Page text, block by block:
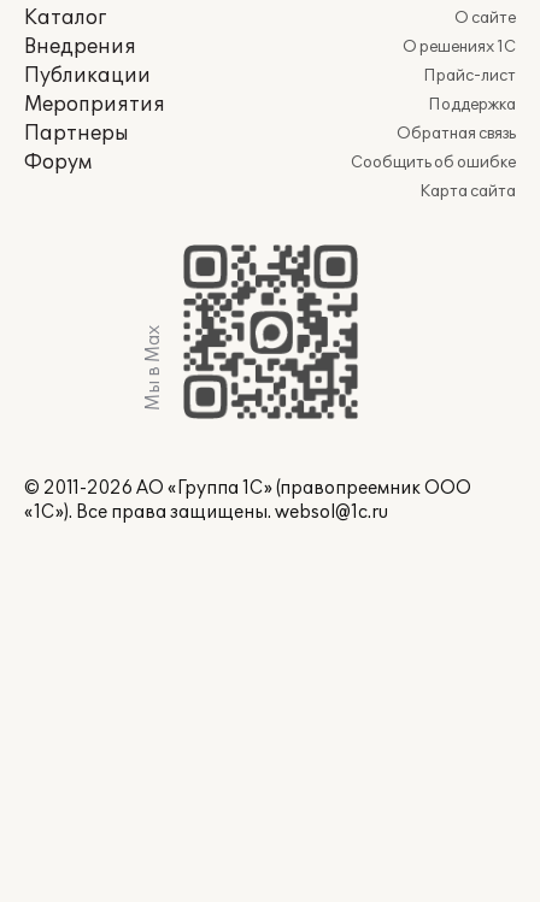
Каталог
Внедрения
Публикации
Мероприятия
Партнеры
Форум
О сайте
О решениях 1С
Прайс-лист
Поддержка
Обратная связь
Сообщить об ошибке
Карта сайта
Мы в Max
© 2011-2026 АО «Группа 1С» (правопреемник ООО
«1С»). Все права защищены. websol@1c.ru